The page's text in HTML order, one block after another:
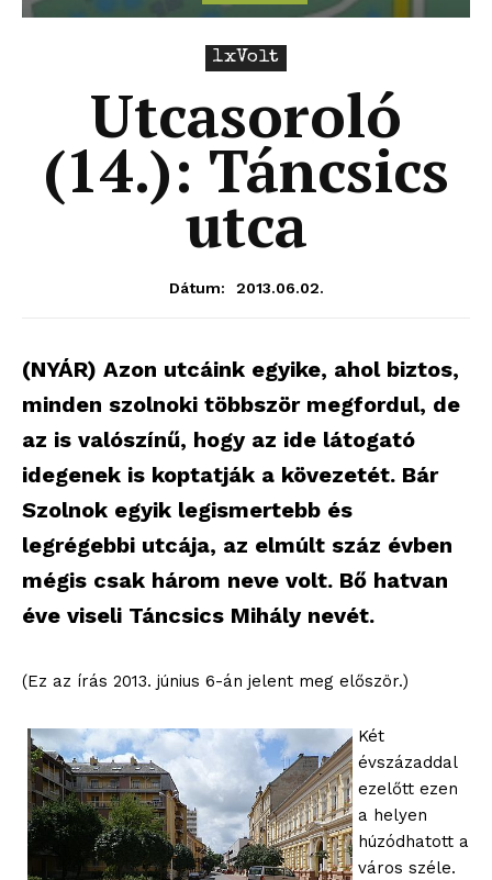
1xVolt
Utcasoroló
(14.): Táncsics
utca
Dátum: 2013.06.02.
(NYÁR) Azon utcáink egyike, ahol biztos,
minden szolnoki többször megfordul, de
az is valószínű, hogy az ide látogató
idegenek is koptatják a kövezetét. Bár
Szolnok egyik legismertebb és
legrégebbi utcája, az elmúlt száz évben
mégis csak három neve volt. Bő hatvan
éve viseli Táncsics Mihály nevét.
(Ez az írás 2013. június 6-án jelent meg először.)
Két
évszázaddal
ezelőtt ezen
a helyen
húzódhatott a
város széle.